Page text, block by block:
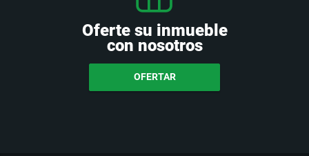
Oferte su inmueble
con nosotros
OFERTAR